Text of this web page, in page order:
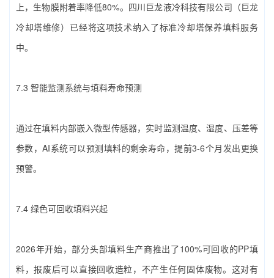
上，生物膜附着率降低80%。‌四川巨龙液冷科技有限公司（巨龙
冷却塔维修）‌已经将这项技术纳入了标准‌冷却塔保养填料‌服务
中。
7.3 智能监测系统与填料寿命预测
通过在填料内部嵌入微型传感器，实时监测温度、湿度、压差等
参数，AI系统可以预测填料的剩余寿命，提前3-6个月发出更换
预警。
7.4 绿色可回收填料兴起
2026年开始，部分头部填料生产商推出了100%可回收的PP填
料，报废后可以直接回收造粒，不产生任何固体废物。这对有